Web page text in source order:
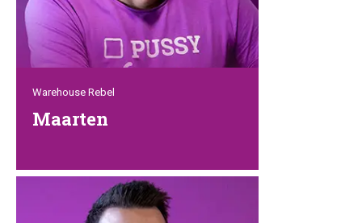
Warehouse Rebel
Maarten
Warenlager benötigst, musst du erst
einmal an Maarten vorbei! Ist aber gar
nicht so schwer, weil er nett, freundlich,